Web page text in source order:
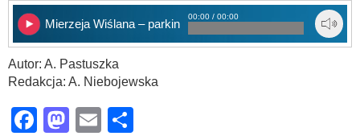
Mierzeja Wiślana – parkingi
00:00 / 00:00
Autor: A. Pastuszka
Redakcja: A. Niebojewska
Facebook
Mastodon
Email